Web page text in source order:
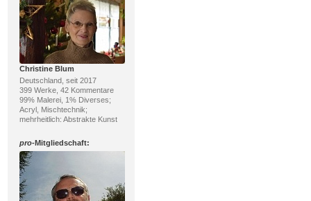
Christine Blum
Deutschland, seit 2017
399 Werke, 42 Kommentare
99% Malerei, 1% Diverses;
Acryl, Mischtechnik;
mehrheitlich: Abstrakte Kunst
pro-Mitgliedschaft: